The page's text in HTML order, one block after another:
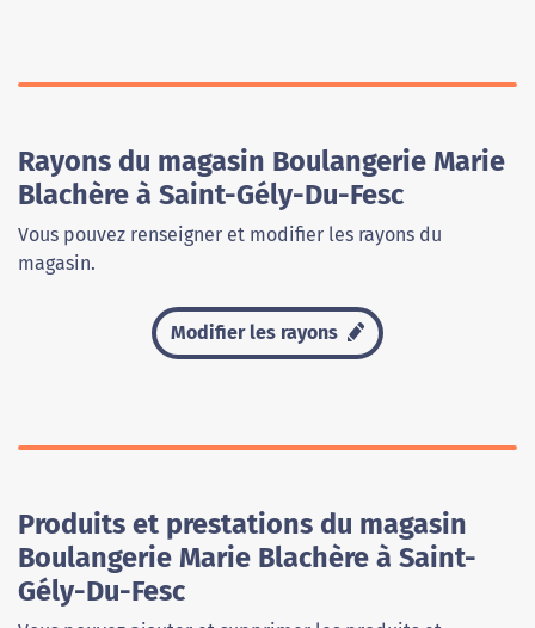
Rayons du magasin Boulangerie Marie
Blachère à Saint-Gély-Du-Fesc
Vous pouvez renseigner et modifier les rayons du
magasin.
Modifier les rayons
Produits et prestations du magasin
Boulangerie Marie Blachère à Saint-
Gély-Du-Fesc